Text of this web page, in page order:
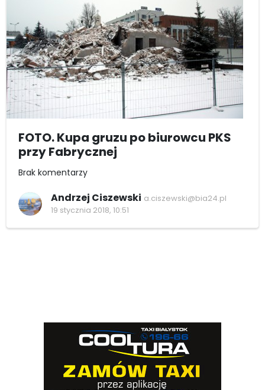
FOTO. Kupa gruzu po biurowcu PKS
przy Fabrycznej
Brak komentarzy
Andrzej Ciszewski a.ciszewski@bia24.pl
19 stycznia 2018, 10:51